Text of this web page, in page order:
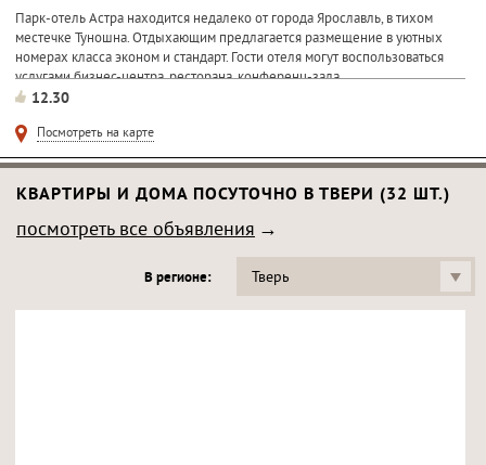
Парк-отель Астра находится недалеко от города Ярославль, в тихом
местечке Туношна. Отдыхающим предлагается размещение в уютных
номерах класса эконом и стандарт. Гости отеля могут воспользоваться
услугами бизнес-центра, ресторана, конференц-зала...
12.30
Посмотреть на карте
КВАРТИРЫ И ДОМА ПОСУТОЧНО В ТВЕРИ (32 ШТ.)
посмотреть все объявления
В регионе: Тверь